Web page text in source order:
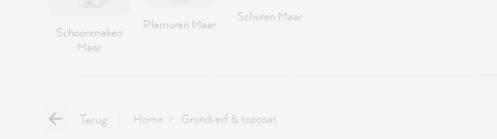
Schoonmaken
Maar
Plamuren Maar
Schuren Maar
Terug Home Grondverf & topcoat